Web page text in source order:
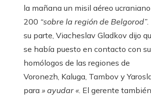
la mañana un misil aéreo
200 “sobre la región de Belgorod”.
su parte, Viacheslav Gladkov dijo
se había puesto en contacto con
homólogos de las regiones de
Voronezh, Kaluga, Tambov y
para » ayudar « . El gerente también